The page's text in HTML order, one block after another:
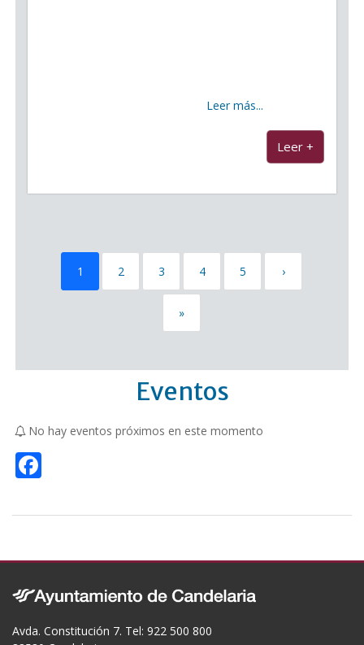
Leer más...
Leer +
1 2 3 4 5 ›
»
Eventos
No hay eventos próximos en este momento
e
o
o
k
Avda. Constitución 7. Tel: 922 500 800